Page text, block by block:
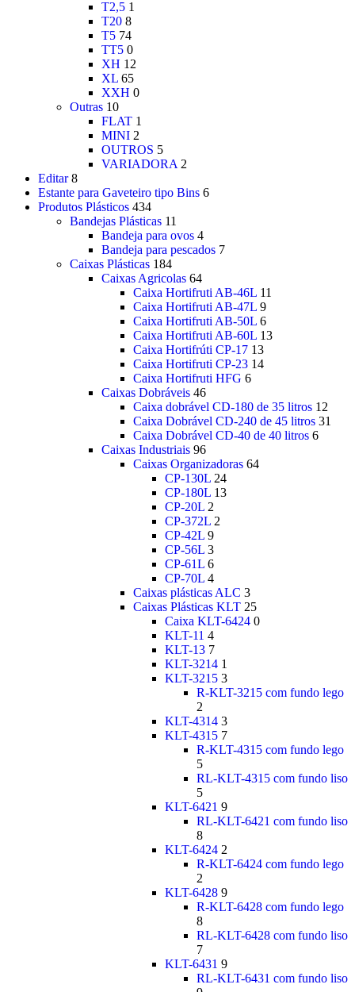
T2,5 1
T20 8
T5 74
TT5 0
XH 12
XL 65
XXH 0
Outras 10
FLAT 1
MINI 2
OUTROS 5
VARIADORA 2
Editar 8
Estante para Gaveteiro tipo Bins 6
Produtos Plásticos 434
Bandejas Plásticas 11
Bandeja para ovos 4
Bandeja para pescados 7
Caixas Plásticas 184
Caixas Agricolas 64
Caixa Hortifruti AB-46L 11
Caixa Hortifruti AB-47L 9
Caixa Hortifruti AB-50L 6
Caixa Hortifruti AB-60L 13
Caixa Hortifrúti CP-17 13
Caixa Hortifruti CP-23 14
Caixa Hortifruti HFG 6
Caixas Dobráveis 46
Caixa dobrável CD-180 de 35 litros 12
Caixa Dobrável CD-240 de 45 litros 31
Caixa Dobrável CD-40 de 40 litros 6
Caixas Industriais 96
Caixas Organizadoras 64
CP-130L 24
CP-180L 13
CP-20L 2
CP-372L 2
CP-42L 9
CP-56L 3
CP-61L 6
CP-70L 4
Caixas plásticas ALC 3
Caixas Plásticas KLT 25
Caixa KLT-6424 0
KLT-11 4
KLT-13 7
KLT-3214 1
KLT-3215 3
R-KLT-3215 com fundo lego
2
KLT-4314 3
KLT-4315 7
R-KLT-4315 com fundo lego
5
RL-KLT-4315 com fundo liso
5
KLT-6421 9
RL-KLT-6421 com fundo liso
8
KLT-6424 2
R-KLT-6424 com fundo lego
2
KLT-6428 9
R-KLT-6428 com fundo lego
8
RL-KLT-6428 com fundo liso
7
KLT-6431 9
RL-KLT-6431 com fundo liso